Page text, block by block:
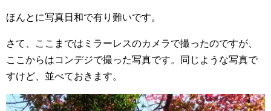
ほんとに写真日和で有り難いです。
さて、ここまではミラーレスのカメラで撮ったのですが、
ここからはコンデジで撮った写真です。同じような写真で
すけど、並べておきます。